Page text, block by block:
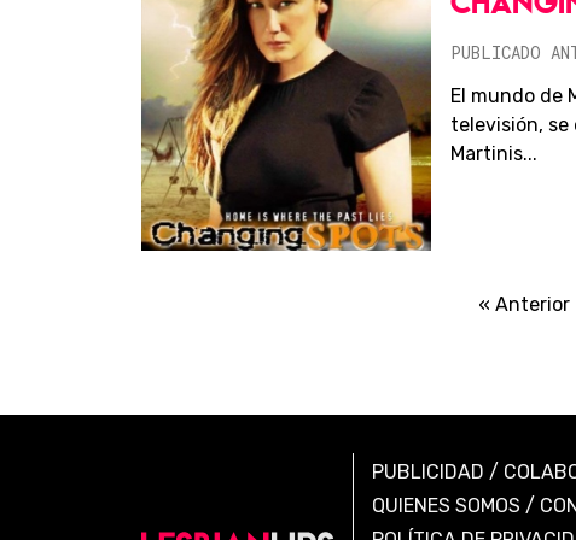
PUBLICADO
El mundo de
televisión, se
Martinis...
« Anterior
PUBLICIDAD /
QUIENES SOMOS /